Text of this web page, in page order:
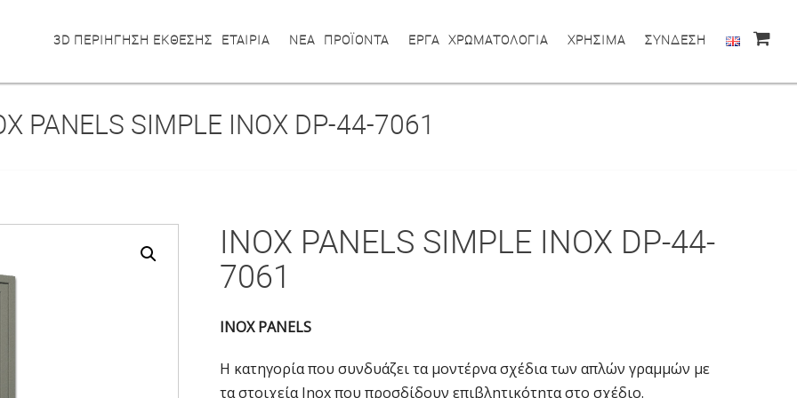
3D ΠΕΡΙΗΓΗΣΗ ΕΚΘΕΣΗΣ ΕΤΑΙΡΙΑ ΝΕΑ ΠΡΟΪΟΝΤΑ ΕΡΓΑ ΧΡΩΜΑΤΟΛΟΓΙΑ ΧΡΗΣΙΜΑ ΣΥΝΔΕΣΗ
PANELS SIMPLE INOX DP-44-7061
INOX PANELS SIMPLE INOX DP-44-
7061
INOX PANELS
Η κατηγορία που συνδυάζει τα μοντέρνα σχέδια των απλών γραμμών με
τα στοιχεία Inox που προσδίδουν επιβλητικότητα στο σχέδιο.